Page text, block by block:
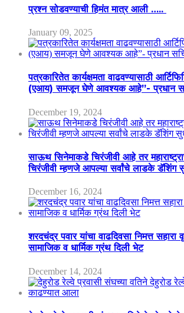
प्रश्न सोडवण्याची हिमंत मात्र आली …..
January 09, 2025
पत्रकारितेत कार्यक्षमता वाढवण्यासाठी
(एआय) समजून घेणे आवश्यक आहे”- प्रधान
December 19, 2024
साऊथ सिनेमाकडे चिरंजीवी आहे तर
चिरंजीवी म्हणजे आपल्या सर्वांचे लाडके डॅशिंग
December 16, 2024
शरदचंद्र पवार यांचा वाढदिवसा निमत्त सहारा
सामाजिक व धार्मिक ग्रंथ दिली भेट
December 14, 2024